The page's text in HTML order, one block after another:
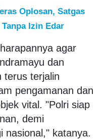
Oplosan, Satgas
Izin Edar
agar
dan
terus terjalin
pengamanan dan
vital. "Polri siap
demi
nasional," katanya.